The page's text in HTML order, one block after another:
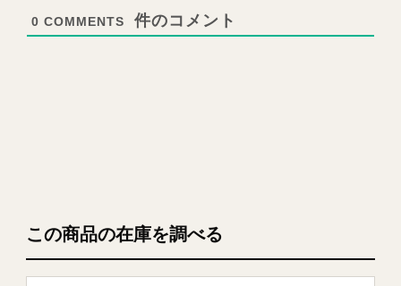
この商品の在庫を調べる
0 COMMENTS